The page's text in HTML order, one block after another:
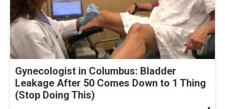
Gynecologist in Columbus: Bladder
Leakage After 50 Comes Down to 1 Thing
(Stop Doing This)